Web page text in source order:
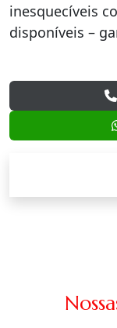
inesquecíveis
disponíveis –